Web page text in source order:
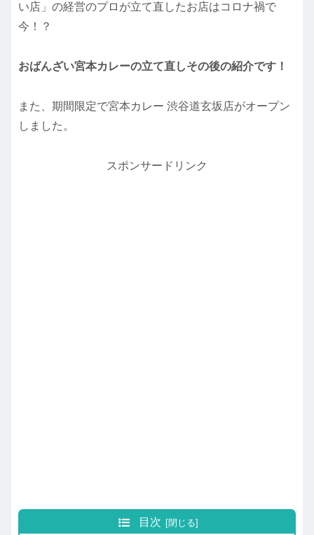
い店」の経営のプロが立て直したお店はコロナ禍で
今！？
おばんざい宮本カレーの立て直しその後の紹介です！
また、期間限定で宮本カレー 渋谷道玄坂店がオープン
しました。
スポンサードリンク
目次